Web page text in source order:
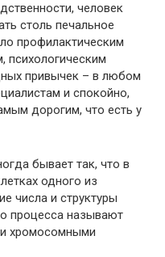
человек
столь печальное
профилактическим
психологическим
привычек – в любом
и спокойно,
дорогим, что есть у
бывает так, что в
одного из
числа и структуры
процесса называют
хромосомными